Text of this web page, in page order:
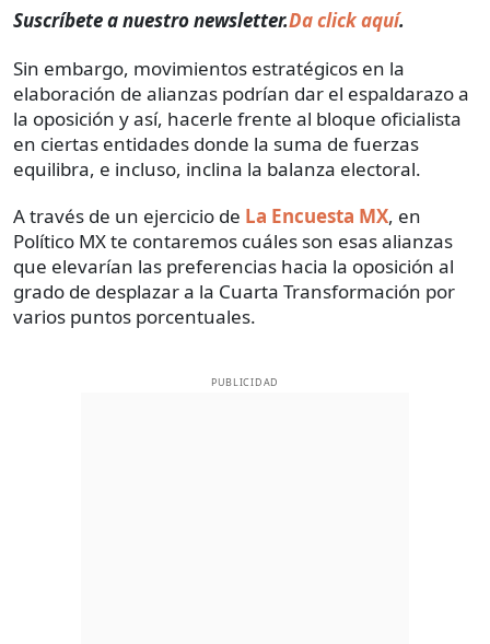
Suscríbete a nuestro newsletter.Da click aquí.
Sin embargo, movimientos estratégicos en la
elaboración de alianzas podrían dar el espaldarazo a
la oposición y así, hacerle frente al bloque oficialista
en ciertas entidades donde la suma de fuerzas
equilibra, e incluso, inclina la balanza electoral.
A través de un ejercicio de La Encuesta MX, en
Político MX te contaremos cuáles son esas alianzas
que elevarían las preferencias hacia la oposición al
grado de desplazar a la Cuarta Transformación por
varios puntos porcentuales.
PUBLICIDAD